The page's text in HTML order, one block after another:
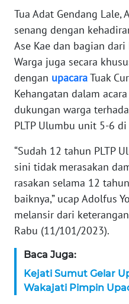
Tua Adat Gendang Lale,
senang dengan
Ase Kae dan bagian
Warga juga secara
dengan upacaraTuak
Kehangatan dalam
dukungan warga
PLTP Ulumbu unit 5-6 di
“Sudah 12 tahun PLTP
sini tidak merasakan
rasakan selama 12
baiknya,” ucap Adolfus
melansir dari
Rabu (11/101/2023).
Baca Juga:
Kejati Sumut Gelar
Wakajati Pimpin
WN
KEPRI
WN
PAPUA
PAPUA
BARAT
WN
RIAU
WN
SERAMBI
JAMBI
WN